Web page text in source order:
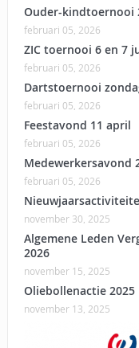
Ouder-kindtoernooi
februari 05, 2026
ZIC toernooi 6 en 7
februari 05, 2026
Dartstoernooi
februari 05, 2026
Feestavond 11 april
februari 05, 2026
Medewerkersavond
februari 05, 2026
november 30, 2025
Algemene Leden
2026
november 15, 2025
Oliebollenactie 2025
november 13, 2025